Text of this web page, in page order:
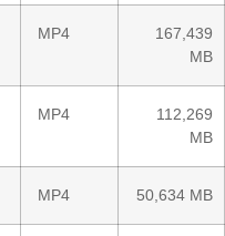
MP4
167,439
MB
MP4
112,269
MB
MP4 50,634 MB